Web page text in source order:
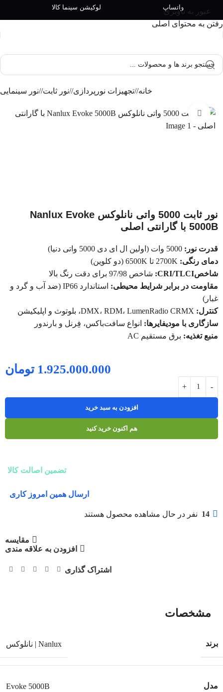
عبور به ناوبری
رفتن به محتوای اصلی
واتساپ لوکیشن سینما کالا
خانه/ تجهیزات نورپردازی/ نور ثابت/ نور سینمایی
بزرگنمایی تصویر
نور ثابت 5000 واتی نانلوکس Nanlux Evoke
5000B با گارانتی اصلی
قدرت نور:
دمای رنگی:
شاخصCRI/TLCI:
شاخص 97/98 برای دقت رنگ بالا
مقاومت در برابر شرایط محیطی:
استاندارد IP66 (ضد آب و گرد و
غبار)
کنترل:
سازگاری با مودیفایرها: انواع سافت‌باکس، فِرنل و بارندور
منبع تغذیه: برق مستقیم AC
1.925.000.000 تومان
-
+
افزودن به سبد خرید
هم اکنون خرید کنید
تضمین اصالت کالا
ارسال همین امروز کاری
14 نفر در حال مشاهده محصول هستند
مقایسه
افزودن به علاقه مندی
اشتراک گذاری
مشخصات
برند Nanlux | نانلوکس
مدل Evoke 5000B